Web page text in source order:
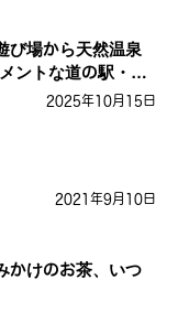
び場から天然温泉
ントな道の駅・お
2025年10月15日
2021年9月10日
かけのお茶、いつ